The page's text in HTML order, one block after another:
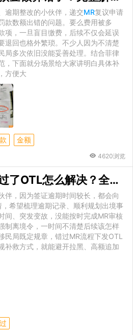
逾期整改的小伙伴，递交MR复议申请
款数额出错的问题。要么费用被多
项，一旦盲目缴费，后续不仅会延误
退回也格外繁琐。不少人因为不清楚
局多次依旧没能妥善处理。结合菲律
，下面就分场景给大家讲明白具体补
方便大
金额
4620浏览
OTL怎么解决？全套补救方案详解
伴，因为签证逾期时间较长，都会向
希望梳理逾期记录、顺利规划出境事
间、突发变故，没能按时完成MR审核
制离境令，一时间不清楚后续该怎样
民局既定规章，错过MR流程下发OTL
补救方式，就能避开拉黑、高额追加